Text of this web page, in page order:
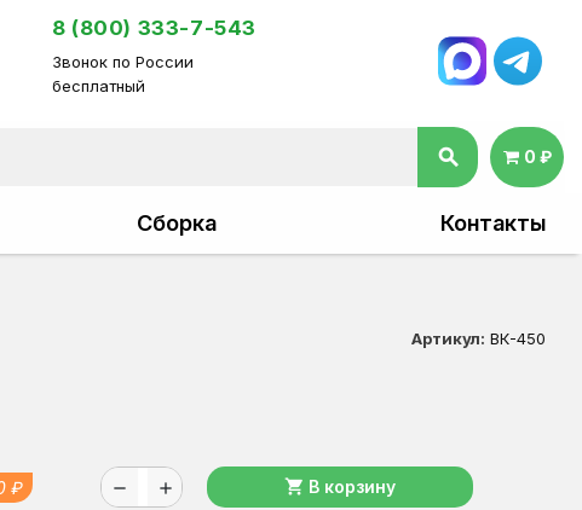
8 (800) 333-7-543
Звонок по России
бесплатный
search 0 ₽
Сборка Контакты
Артикул: ВК-450
₽ remove add shopping_cart В корзину